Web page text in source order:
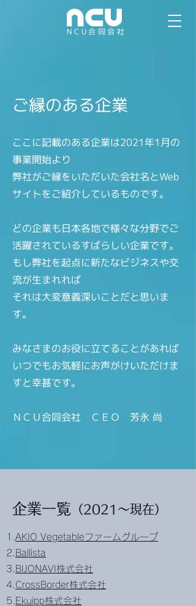
NCU合同会社
ご縁のある企業
ここに記載のある企業は2021年1月の
事業開始より
弊社がご縁をいただいた会社名とWeb
サイトをご紹介しているものです。
どの企業も日本各地で様々な分野でご
活躍されているすばらしい企業です。
もし弊社を起点に新たなビジネスや交
流が生まれれば
それは大変意義深いことだと思いま
す。
みなさまのお役に立てることがあれば
いつでもお気軽にお声がけいただけま
すと幸甚です。
ＮＣＵ合同会社 ＣＥＯ 芳永 尚
企業一覧 （2021～現在）
1.AKIO Vegetableファームグループ
2. Ballista
3. BIJONAVI株式会社
4. CrossBorder株式会社
5. Ekuipp株式会社